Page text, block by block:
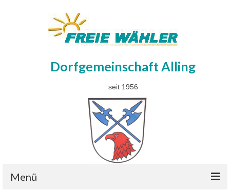
Dorfgemeinschaft Alling
seit 1956
Menü